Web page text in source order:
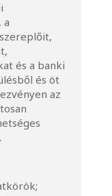
a
és a banki
és öt
az